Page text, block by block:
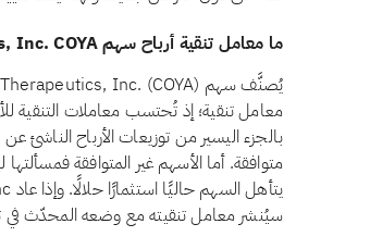
ما معامل تنقية أرباح سهم Coya Therapeutics, Inc. COYA؟
معامل تنقية؛ إذ تُحتسب معاملات التنقية
بالجزء اليسير من توزيعات الأرباح الناشئ
سيُنشر معامل تنقيته مع وضعه المحدّث في